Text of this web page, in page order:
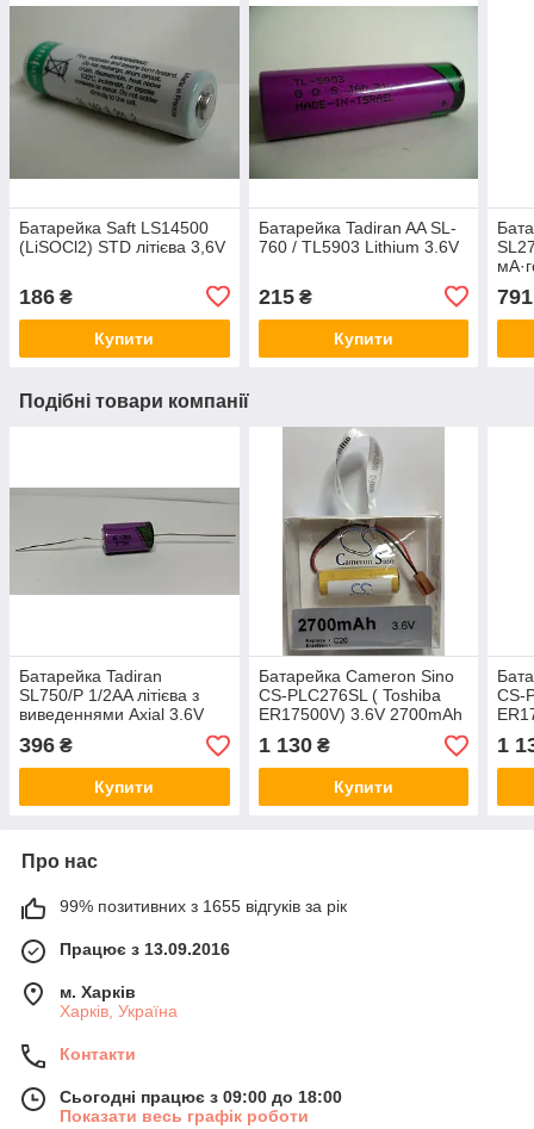
Батарейка Saft LS14500
(LiSOCl2) STD літієва 3,6V
186 ₴
Купити
Батарейка Tadiran AA SL-
760 / TL5903 Lithium 3.6V
215₴
Купити
791
Подібні товари компанії
Батарейка Tadiran
SL750/P 1/2AA літієва з
виведеннями Axial 3.6V
396 ₴
Купити
Батарейка Cameron Sino
CS-PLC276SL ( Toshiba
ER17500V) 3.6V 2700mAh
з конектором
1 130₴
Купити
CS-
1
Про нас
99% позитивних з 1655 відгуків за рік
Працює з 13.09.2016
м. Харків
Харків, Україна
Контакти
Сьогодні працює з 09:00 до 18:00
Показати весь графік роботи